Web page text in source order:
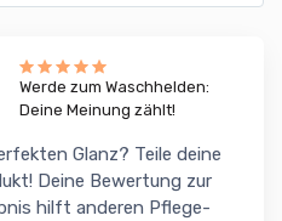
Werde zum Waschhelden:
Deine Meinung zählt!
Glanz? Teile deine
Deine Bewertung zur
hilft anderen Pflege-